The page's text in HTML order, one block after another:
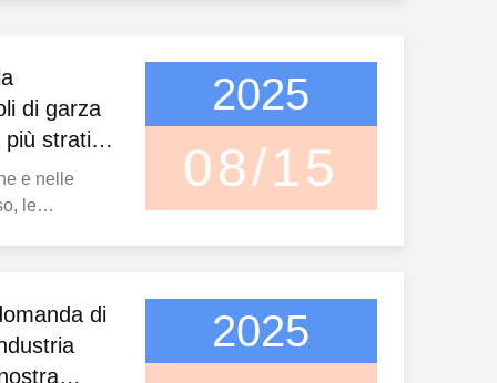
di garza
più strati
e nelle
le
più
di garza
2025
08/15
di
2025